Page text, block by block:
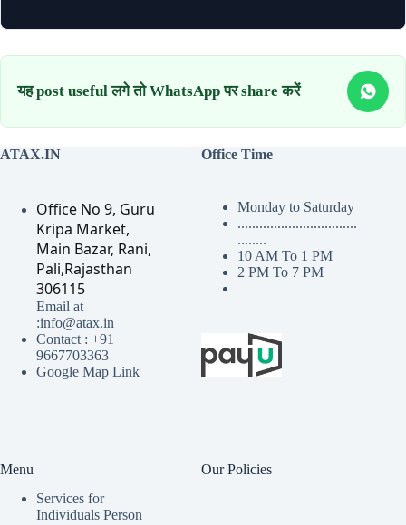
यह post useful लगे तो WhatsApp पर share करें
ATAX.IN
Office No 9, Guru
Kripa Market,
Main Bazar, Rani,
Pali,Rajasthan
306115
Email at
:info@atax.in
Contact : +91
9667703363
Google Map Link
Office Time
Monday to Saturday
.................................
........
10 AM To 1 PM
2 PM To 7 PM
Menu
Services for
Individuals Person
Our Policies